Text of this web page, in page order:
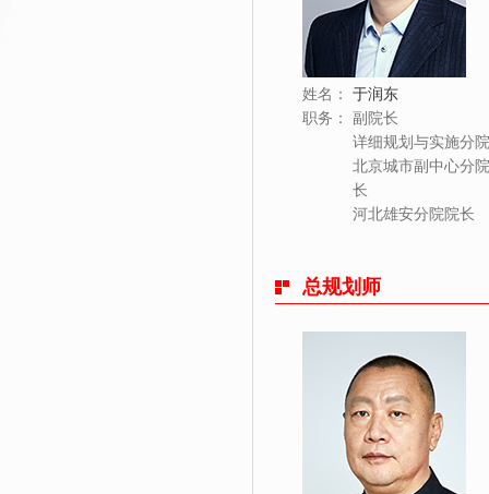
姓名：
职务：
于润东
副院长
详细规划与实施分
北京城市副中心分
长
河北雄安分院院长
总规划师